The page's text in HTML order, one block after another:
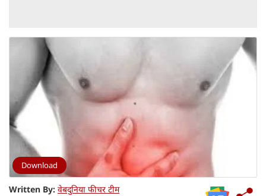
Download
Written By: वेबदुनिया फीचर टीम